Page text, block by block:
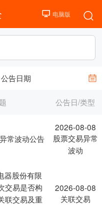
公告日期
公告日/类型
常波动公告
2026-08-08
股票交易异常
波动
器股份有限
交易是否构
联交易及重
2026-08-08
关联交易